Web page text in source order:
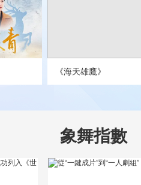
《海天雄鷹》
象舞指數